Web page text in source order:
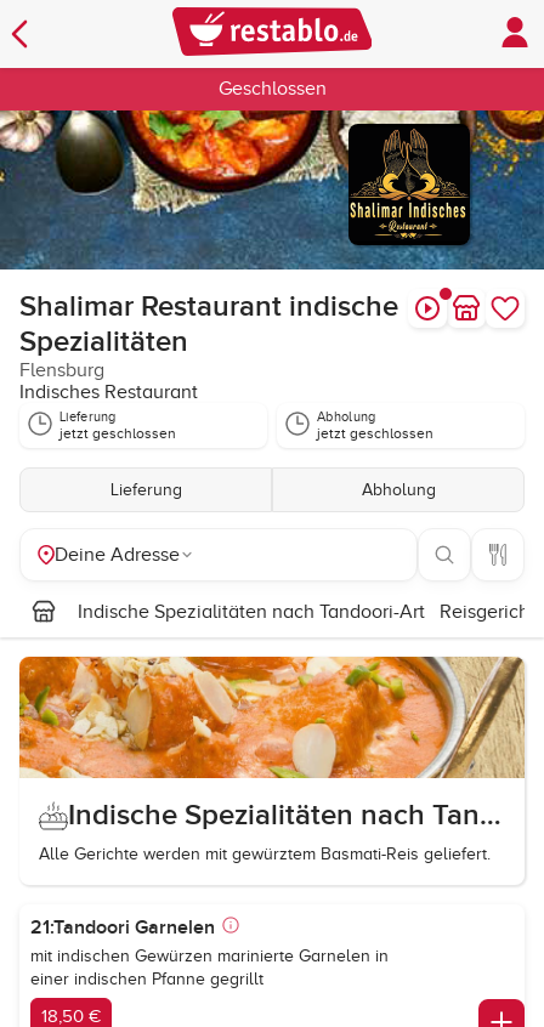
Geschlossen
Shalimar Restaurant indische
Spezialitäten
Flensburg
Indisches Restaurant
Lieferung
jetzt geschlossen
Abholung
jetzt geschlossen
Lieferung Abholung
Deine Adresse
Indische Spezialitäten nach Tandoori-Art
Indische Spezialitäten nach Tandoori-Art
Alle Gerichte werden mit gewürztem Basmati-Reis geliefert.
21:Tandoori Garnelen
mit indischen Gewürzen marinierte Garnelen in
einer indischen Pfanne gegrillt
18,50 €